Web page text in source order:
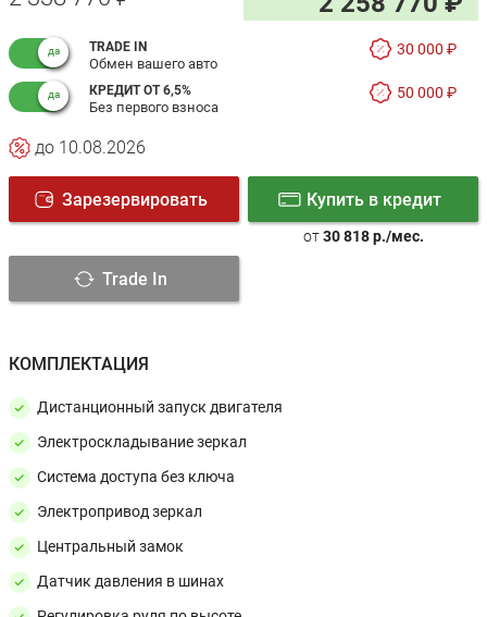
TRADE IN
Обмен вашего авто
30 000 ₽
КРЕДИТ ОТ 6,5%
Без первого взноса
50 000 ₽
до 10.08.2026
Зарезервировать Купить в кредит
от30 818 р./мес.
Trade In
КОМПЛЕКТАЦИЯ
Дистанционный запуск двигателя
Электроскладывание зеркал
Система доступа без ключа
Электропривод зеркал
Центральный замок
Датчик давления в шинах